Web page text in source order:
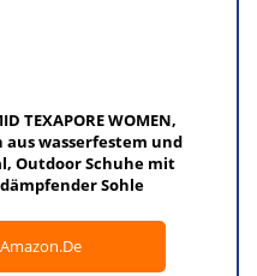
TEXAPORE WOMEN,
wasserfestem und
Outdoor Schuhe mit
Sohle